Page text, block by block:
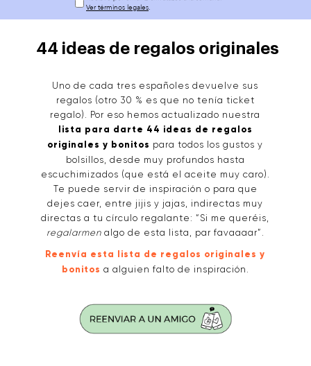
Ver términos legales.
44 ideas de regalos originales
Uno de cada tres españoles devuelve sus
regalos (otro 30 % es que no tenía ticket
regalo). Por eso hemos actualizado nuestra
lista para darte 44 ideas de regalos
originales y bonitos para todos los gustos y
bolsillos, desde muy profundos hasta
escuchimizados (que está el aceite muy caro).
Te puede servir de inspiración o para que
dejes caer, entre jijis y jajas, indirectas muy
directas a tu círculo regalante: “Si me queréis,
regalarmenalgo de esta lista, par favaaaar”.
Reenvía esta lista de regalos originales y
bonitos a alguien falto de inspiración.